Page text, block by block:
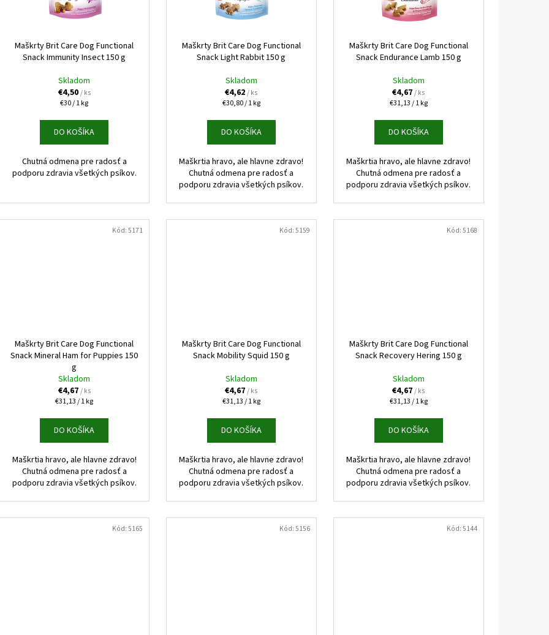
Maškrty Brit Care Dog Functional
Snack Immunity Insect 150 g
Skladom
€4,50/ ks
Jednotková
€30 / 1 kg
DO KOŠÍKA
Chutná odmena pre radosť a
podporu zdravia všetkých psíkov.
Maškrty Brit Care Dog Functional
Snack Light Rabbit 150 g
Skladom
€4,62/ ks
Jednotková
€30,80 / 1 kg
DO KOŠÍKA
Maškrtia hravo, ale hlavne zdravo!
Chutná odmena pre radosť a
podporu zdravia všetkých psíkov.
Maškrty Brit Care Dog Functional
Snack Endurance Lamb 150 g
Skladom
€4,67/ ks
Jednotková
€31,13 / 1 kg
DO KOŠÍKA
Maškrtia hravo, ale hlavne zdravo!
Chutná odmena pre radosť a
podporu zdravia všetkých psíkov.
Maškrty Brit Care Dog Functional
Snack Mineral Ham for Puppies 150
g
Skladom
€4,67/ ks
Jednotková
€31,13 / 1 kg
DO KOŠÍKA
Maškrtia hravo, ale hlavne zdravo!
Chutná odmena pre radosť a
podporu zdravia všetkých psíkov.
Kód:5171
Maškrty Brit Care Dog Functional
Snack Mobility Squid 150 g
Skladom
€4,67/ ks
Jednotková
€31,13 / 1 kg
DO KOŠÍKA
Maškrtia hravo, ale hlavne zdravo!
Chutná odmena pre radosť a
podporu zdravia všetkých psíkov.
Kód:5159
Maškrty Brit Care Dog Functional
Snack Recovery Hering 150 g
Skladom
€4,67/ ks
Jednotková
€31,13 / 1 kg
DO KOŠÍKA
Maškrtia hravo, ale hlavne zdravo!
Chutná odmena pre radosť a
podporu zdravia všetkých psíkov.
Kód:5168
Kód:5165 Kód:5156 Kód:5144
ZEMIAKY 800G